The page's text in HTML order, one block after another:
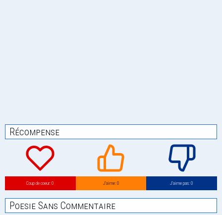
Récompense
Coup de coeur: 0 J’aime: 0 J’aime pas: 0
Poesie Sans Commentaire